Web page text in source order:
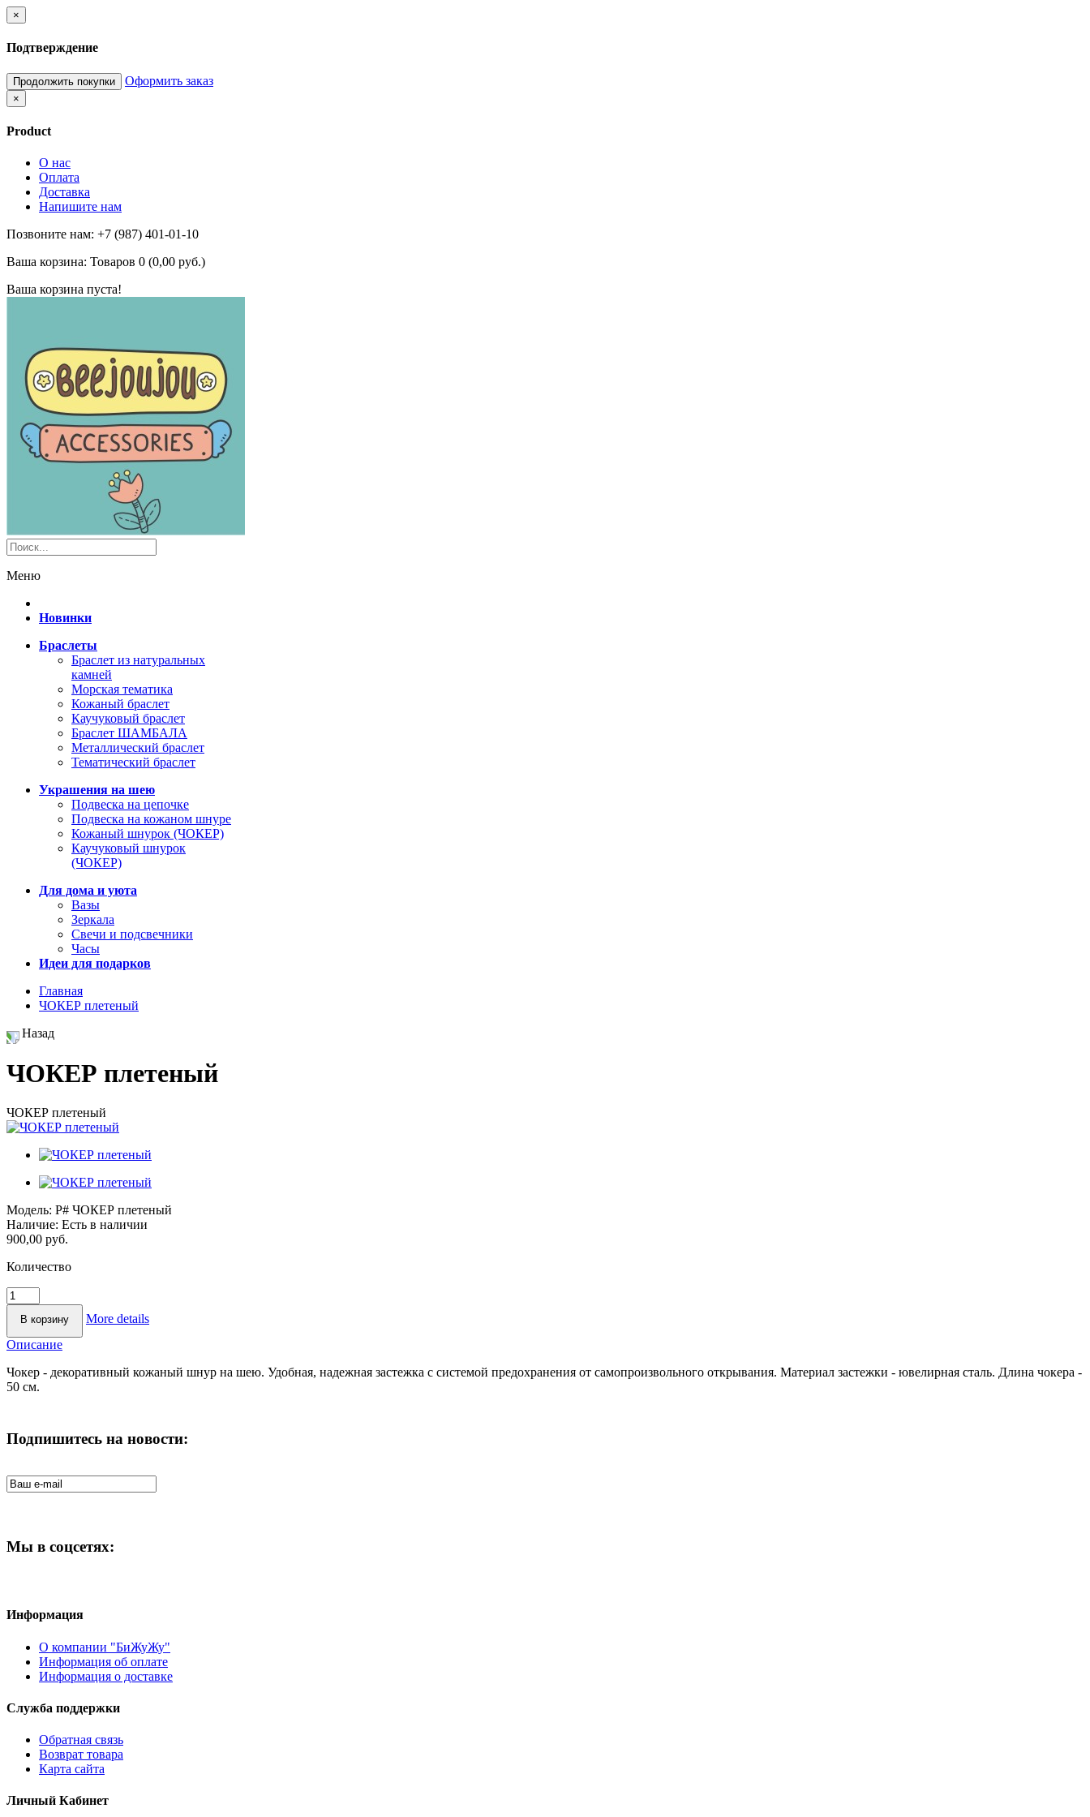
×
Подтверждение
Продолжить покупки Оформить заказ
×
Product
О нас
Оплата
Доставка
Напишите нам
Позвоните нам: +7 (987) 401-01-10
Ваша корзина: Товаров 0 (0,00 руб.)
Ваша корзина пуста!
Меню
Новинки
Браслеты
Браслет из натуральных
камней
Морская тематика
Кожаный браслет
Каучуковый браслет
Браслет ШАМБАЛА
Металлический браслет
Тематический браслет
Украшения на шею
Подвеска на цепочке
Подвеска на кожаном шнуре
Кожаный шнурок (ЧОКЕР)
Каучуковый шнурок
(ЧОКЕР)
Для дома и уюта
Вазы
Зеркала
Свечи и подсвечники
Часы
Идеи для подарков
Главная
ЧОКЕР плетеный
Назад
ЧОКЕР плетеный
ЧОКЕР плетеный
Модель: P# ЧОКЕР плетеный
Наличие: Есть в наличии
900,00 руб.
Количество
More details
Описание
Чокер - декоративный кожаный шнур на шею. Удобная, надежная застежка с системой предохранения от самопроизвольного открывания. Материал застежки - ювелирная сталь. Длина чокера -
50 см.
Подпишитесь на новости:
Мы в соцсетях:
Информация
О компании "БиЖуЖу"
Информация об оплате
Информация о доставке
Служба поддержки
Обратная связь
Возврат товара
Карта сайта
Личный Кабинет